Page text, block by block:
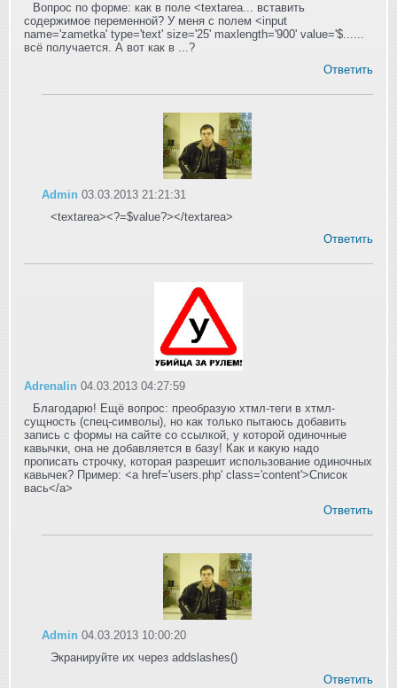
Вопрос по форме: как в поле <textarea... вставить
содержимое переменной? У меня с полем <input
name='zametka' type='text' size='25' maxlength='900' value='$......
всё получается. А вот как в ...?
Ответить
Admin 03.03.2013 21:21:31
<textarea><?=$value?></textarea>
Ответить
Adrenalin 04.03.2013 04:27:59
Благодарю! Ещё вопрос: преобразую хтмл-теги в хтмл-
сущность (спец-символы), но как только пытаюсь добавить
запись с формы на сайте со ссылкой, у которой одиночные
кавычки, она не добавляется в базу! Как и какую надо
прописать строчку, которая разрешит использование одиночных
кавычек? Пример: <a href='users.php' class='content'>Список
вась</a>
Ответить
Admin 04.03.2013 10:00:20
Экранируйте их через addslashes()
Ответить